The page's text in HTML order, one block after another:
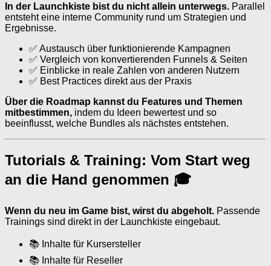
In der Launchkiste bist du nicht allein unterwegs. Parallel
entsteht eine interne Community rund um Strategien und
Ergebnisse.
✅ Austausch über funktionierende Kampagnen
✅ Vergleich von konvertierenden Funnels & Seiten
✅ Einblicke in reale Zahlen von anderen Nutzern
✅ Best Practices direkt aus der Praxis
Über die Roadmap kannst du Features und Themen
mitbestimmen, indem du Ideen bewertest und so
beeinflusst, welche Bundles als nächstes entstehen.
Tutorials & Training: Vom Start weg
an die Hand genommen 🎓
Wenn du neu im Game bist, wirst du abgeholt. Passende
Trainings sind direkt in der Launchkiste eingebaut.
📚 Inhalte für Kursersteller
📚 Inhalte für Reseller